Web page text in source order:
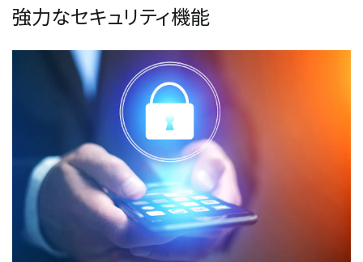
強力なセキュリティ機能